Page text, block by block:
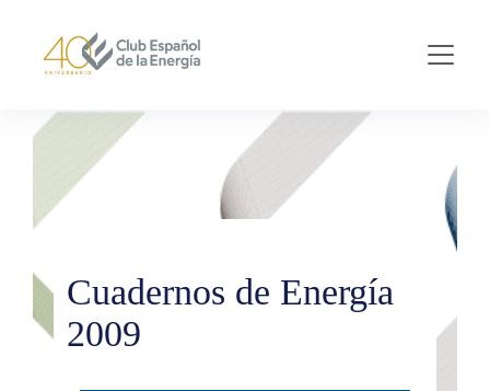
Cuadernos de Energía
2009